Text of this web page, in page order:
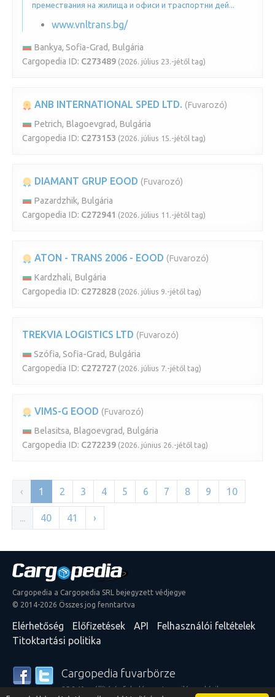
премествания на жилища и офиси и траспортни дей...
www.vnltrans.bg/
Bankya, Sofia-Grad, Bulgária
Cargopedia ID: C273489 (2026. július 23.-jétől tag)
ANB INTERNATIONAL SPED LTD. (Fuvarozó)
Petrich, Blagoevgrad, Bulgária
Cargopedia ID: C273153 (2026. július 15.-jétől tag)
DIAMANT GRUP EOOD (Fuvarozó)
Pazardzhik, Bulgária
Cargopedia ID: C272941 (2026. július 11.-jétől tag)
ATON - TRANS 2006 - EOOD (Fuvarozó)
Kardzhali, Bulgária
Cargopedia ID: C272828 (2026. július 9.-jétől tag)
TREKVIA LOGISTICS LTD (Fuvarozó)
Szófia, Sofia-Grad, Bulgária
Cargopedia ID: C272727 (2026. július 7.-jétől tag)
VIMS-G EOOD (Fuvarozó)
Belasitsa, Blagoevgrad, Bulgária
Cargopedia ID: C272239 (2026. június 26.-jétől tag)
‹ 1 2 3 4 5 6 7 8 9 10
... 40 41 ›
Cargopedia a Cargopedia SRL bejegyzett védjegye
© 2014-2026 Összes jog fenntartva
Elérhetőség Előfizetések API
Felhasználói feltételek
Titoktartási politika
Cargopedia fuvarbörze
25 340 szállító és feladó szerte a világon bízik